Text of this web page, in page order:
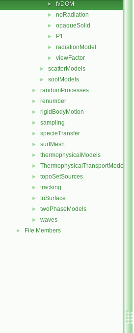
► fvDOM
► noRadiation
► opaqueSolid
► P1
► radiationModel
► viewFactor
► scatterModels
► sootModels
► randomProcesses
► renumber
► rigidBodyMotion
► sampling
► specieTransfer
► surfMesh
► thermophysicalModels
► ThermophysicalTransportModels
► topoSetSources
► tracking
► triSurface
► twoPhaseModels
► waves
► File Members